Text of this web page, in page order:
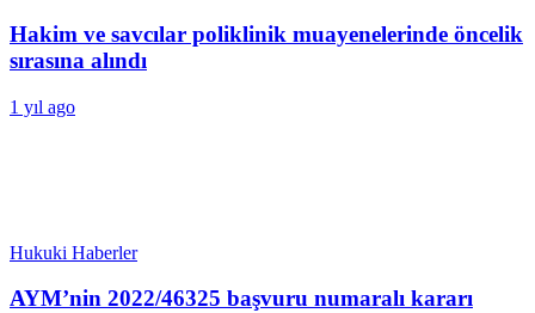
Hakim ve savcılar poliklinik muayenelerinde öncelik
sırasına alındı
1 yıl ago
Hukuki Haberler
AYM’nin 2022/46325 başvuru numaralı kararı